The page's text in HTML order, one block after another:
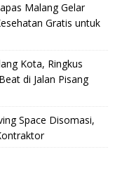
Malang Gelar
Gratis untuk
Kota, Ringkus
di Jalan Pisang
Space Disomasi,